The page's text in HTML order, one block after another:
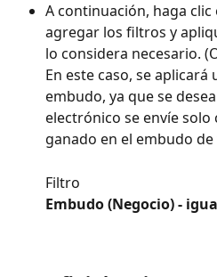
A continuación, haga clic
agregar los filtros y
lo considera necesario.
En este caso, se
embudo, ya que se
electrónico se envíe solo
ganado en el embudo de
Filtro
Embudo (Negocio) -